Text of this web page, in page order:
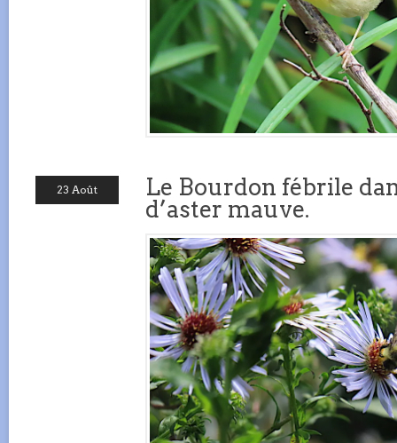
23 Août
Le Bourdon fébrile
d’aster mauve.